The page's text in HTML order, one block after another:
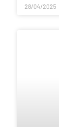
28/04/2025